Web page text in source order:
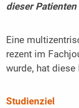
dieser
Eine
rezent im
wurde, hat
Studienziel